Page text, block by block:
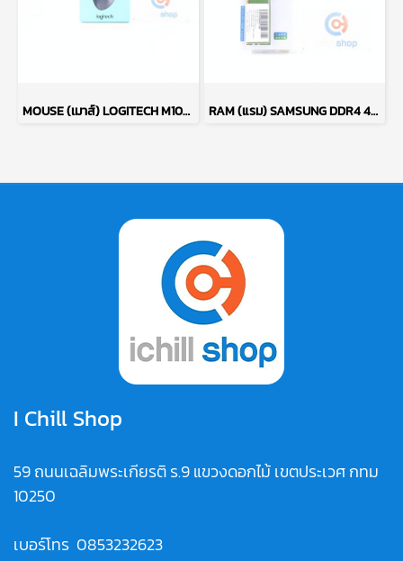
MOUSE (เมาส์) LOGITECH M100R (BLACK) P13638 RAM (แรม) SAMSUNG DDR4 4GB (4GBX1) 2666MHz 16CHIP (ของใหม่) P17763
I Chill Shop
59 ถนนเฉลิมพระเกียรติ ร.9 แขวงดอกไม้ เขตประเวศ กทม
10250
เบอร์โทร 0853232623